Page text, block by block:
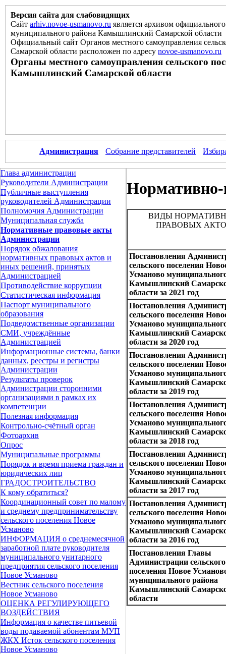
Версия сайта для слабовидящих
Сайт arhiv.novoe-usmanovo.ru является архивом
муниципального района Камышлинский Самарской области
Официальный сайт Органов местного самоуправления
Самарской области расположен по адресу novoe-usmanovo.ru
Органы местного самоуправления сельского
Камышлинский Самарской области
Администрация Собрание представителей
Глава администрации
Руководители Администрации
Публичные выступления
руководителей Администрации
Полномочия Администрации
Муниципальная служба
Нормативные правовые акты
Администрации
Порядок обжалования
нормативных правовых актов и
иных решений, принятых
Администрацией
Противодействие коррупции
Статистическая информация
Паспорт муниципального
образования
Подведомственные организации
СМИ, учреждённые
Администрацией
Информационные системы, банки
данных, реестры и регистры
Администрации
Результаты проверок
Администрации сторонними
организациями в рамках их
компетенции
Полезная информация
Контрольно-счётный орган
Фотоархив
Опрос
Муниципальные программы
Порядок и время приема граждан и
юридических лиц
ГРАДОСТРОИТЕЛЬСТВО
К кому обратиться?
Координационный совет по малому
и среднему предпринимательству
сельского поселения Новое
Усманово
ИНФОРМАЦИЯ о среднемесячной
заработной плате руководителя
муниципального унитарного
предприятия сельского поселения
Новое Усманово
Вестник сельского поселения
Новое Усманово
ОЦЕНКА РЕГУЛИРУЮЩЕГО
ВОЗДЕЙСТВИЯ
Информация о качестве питьевой
воды подаваемой абонентам МУП
ЖКХ Исток сельского поселения
Новое Усманово
ВИДЫ
ПРАВОВЫХ
Постановления
сельского поселения
Усманово
Камышлинский
области за 2021 год
Постановления
сельского поселения
Усманово
Камышлинский
области за 2020 год
Постановления
сельского поселения
Усманово
Камышлинский
области за 2019 год
Постановления
сельского поселения
Усманово
Камышлинский
области за 2018 год
Постановления
сельского поселения
Усманово
Камышлинский
области за 2017 год
Постановления
сельского поселения
Усманово
Камышлинский
области за 2016 год
Постановления Главы
Администрации сельского
поселения Новое
муниципального района
Камышлинский
области